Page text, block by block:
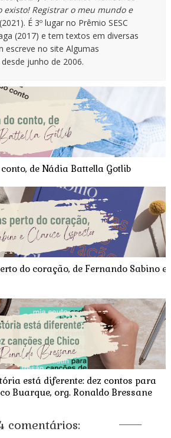
existo! Registrar o meu mundo e
É 3º lugar no Prêmio SESC
(2017) e tem textos em diversas
escreve no site Algumas
junho de 2006.
de Nádia Battella Gotlib
do coração, de Fernando Sabino e
está diferente: dez contos para
Buarque, org. Ronaldo Bressane
comentários: